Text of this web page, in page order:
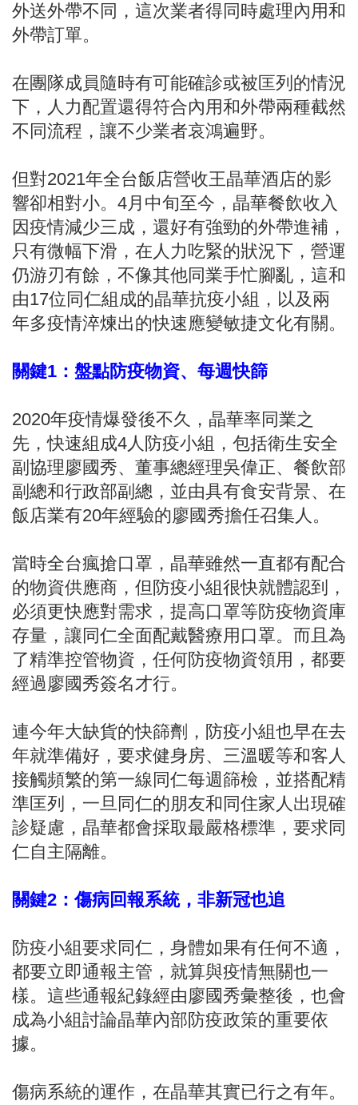
外送外帶不同，這次業者得同時處理內用和
外帶訂單。
在團隊成員隨時有可能確診或被匡列的情況
下，人力配置還得符合內用和外帶兩種截然
不同流程，讓不少業者哀鴻遍野。
但對2021年全台飯店營收王晶華酒店的影
響卻相對小。4月中旬至今，晶華餐飲收入
因疫情減少三成，還好有強勁的外帶進補，
只有微幅下滑，在人力吃緊的狀況下，營運
仍游刃有餘，不像其他同業手忙腳亂，這和
由17位同仁組成的晶華抗疫小組，以及兩
年多疫情淬煉出的快速應變敏捷文化有關。
關鍵1：盤點防疫物資、每週快篩
2020年疫情爆發後不久，晶華率同業之
先，快速組成4人防疫小組，包括衛生安全
副協理廖國秀、董事總經理吳偉正、餐飲部
副總和行政部副總，並由具有食安背景、在
飯店業有20年經驗的廖國秀擔任召集人。
當時全台瘋搶口罩，晶華雖然一直都有配合
的物資供應商，但防疫小組很快就體認到，
必須更快應對需求，提高口罩等防疫物資庫
存量，讓同仁全面配戴醫療用口罩。而且為
了精準控管物資，任何防疫物資領用，都要
經過廖國秀簽名才行。
連今年大缺貨的快篩劑，防疫小組也早在去
年就準備好，要求健身房、三溫暖等和客人
接觸頻繁的第一線同仁每週篩檢，並搭配精
準匡列，一旦同仁的朋友和同住家人出現確
診疑慮，晶華都會採取最嚴格標準，要求同
仁自主隔離。
關鍵2：傷病回報系統，非新冠也追
防疫小組要求同仁，身體如果有任何不適，
都要立即通報主管，就算與疫情無關也一
樣。這些通報紀錄經由廖國秀彙整後，也會
成為小組討論晶華內部防疫政策的重要依
據。
傷病系統的運作，在晶華其實已行之有年。